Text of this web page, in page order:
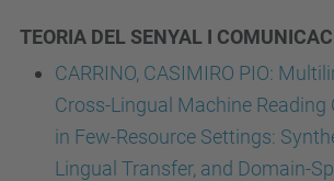
TEORIA DEL SENYAL I
CARRINO, CASIMIRO PIO:
Cross-Lingual Machine Reading
in Few-Resource Settings:
Lingual Transfer, and Domain-